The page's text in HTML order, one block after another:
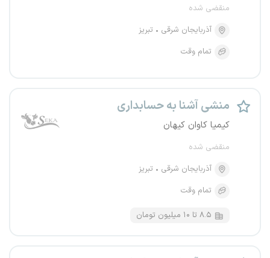
منقضی شده
آذربایجان شرقی
تبریز
تمام وقت
منشی آشنا به حسابداری
کیمیا کاوان کیهان
منقضی شده
آذربایجان شرقی
تبریز
تمام وقت
۸.۵ تا ۱۰ میلیون تومان